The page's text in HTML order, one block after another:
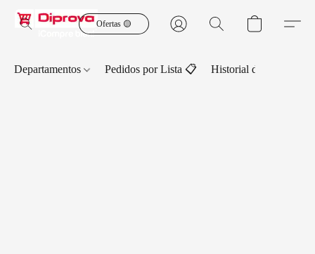
Ofertas 🟡
Departamentos Pedidos por Lista 📋 Historial de Pedidos